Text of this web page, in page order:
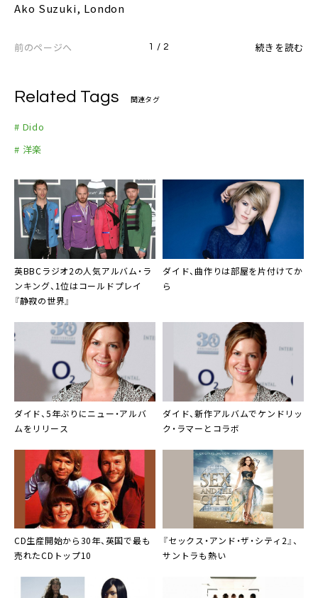
Ako Suzuki, London
前のページへ 1 / 2 続きを読む
Related Tags 関連タグ
# Dido
# 洋楽
英BBCラジオ2の人気アルバム・ラ
ンキング、1位はコールドプレイ
『静寂の世界』
ダイド、曲作りは部屋を片付けてか
ら
ダイド、5年ぶりにニュー・アルバ
ムをリリース
ダイド、新作アルバムでケンドリッ
ク・ラマーとコラボ
CD生産開始から30年、英国で最も
売れたCDトップ10
『セックス・アンド・ザ・シティ2』、
サントラも熱い